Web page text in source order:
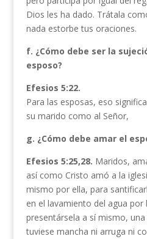
Dios les ha dado. Trátala
nada estorbe tus oraciones.
f. ¿Cómo debe ser la
esposo?
Efesios 5:22.
Para las esposas, eso
su marido como al Señor,
g. ¿Cómo debe amar el
Efesios 5:25,28. Maridos,
así como Cristo amó a la
mismo por ella, para
en el lavamiento del agua por
presentársela a sí mismo,
tuviese mancha ni arruga ni